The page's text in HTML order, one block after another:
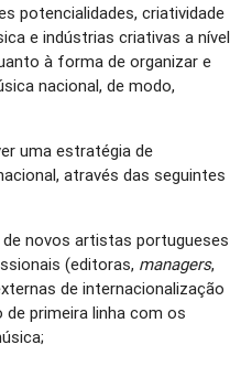
potencialidades, criatividade
e indústrias criativas a nível
à forma de organizar e
nacional, de modo,
uma estratégia de
através das seguintes
novos artistas portugueses
(editoras, managers,
de internacionalização
primeira linha com os